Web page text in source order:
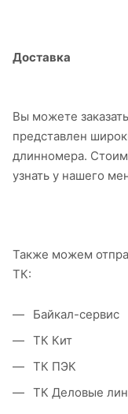
Доставка
Вы можете
представлен
длинномера.
узнать у нашего
Также можем
ТК:
Байкал-сервис
ТК Кит
ТК ПЭК
ТК Деловые